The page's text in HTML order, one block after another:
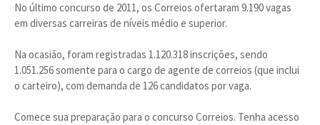
No último concurso de 2011, os Correios ofertaram 9.190 vagas
em diversas carreiras de níveis médio e superior.
Na ocasião, foram registradas 1.120.318 inscrições, sendo
1.051.256 somente para o cargo de agente de correios (que inclui
o carteiro), com demanda de 126 candidatos por vaga.
Comece sua preparação para o concurso Correios. Tenha acesso